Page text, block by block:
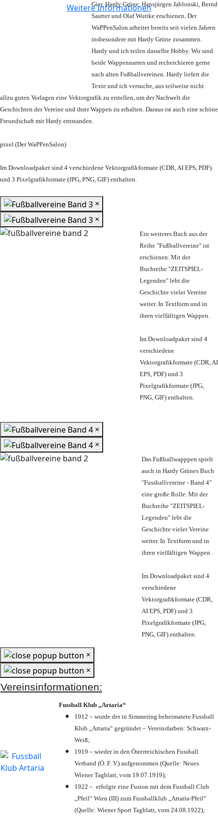
Weitere Informationen
Gier, Hardy Grüne, Hansjürgen Jablonski, Bernd
Sautter und Olaf Wuttke erschienen. Der
WaPPenSalon arbeitet bereits seit vielen Jahren
insbesondere mit Hardy Grüne zusammen.
Hardy und ich teilen dasselbe Hobby. Wir sind
beide Wappennarren und recherchieren gerne
nach alten Fußballvereinen. Hardy liefert die
Texte und ich versuche, aus teilweise nicht
allzu guten Vorlagen eine Vektorgrafik zu erstellen, um der Nachwelt die
Geschichten der Vereine und ihrer Wappen zu erhalten. Daraus ist auch eine schöne
Freundschaft mit Hardy entstanden.
pixel (Der WaPPenSalon)
Im Downloadpaket sind 4 verschiedene Vektorgrafikformate (CDR, AI EPS, PDF)
und 3 Pixelgrafikformate (JPG, PNG, GIF) enthalten.
×
×
Ein weiteres Buch aus der
Reihe "Fußballvereine" ist
erschienen. Mit der
Buchreihe "ZEITSPIEL-
Legenden" lebt die
Geschichte vieler Vereine
weiter. In Textform und in
ihren vielfältigen Wappen.
Im Downloadpaket sind 4
verschiedene
Vektorgrafikformate (CDR, AI
EPS, PDF) und 3
Pixelgrafikformate (JPG,
PNG, GIF) enthalten.
×
×
Das Fußballwapppen spielt
auch in Hardy Grünes Buch
"Fussballvereine - Band 4"
eine große Rolle. Mit der
Buchreihe "ZEITSPIEL-
Legenden" lebt die
Geschichte vieler Vereine
weiter. In Textform und in
ihren vielfältigen Wappen.
Im Downloadpaket sind 4
verschiedene
Vektorgrafikformate (CDR,
AI EPS, PDF) und 3
Pixelgrafikformate (JPG,
PNG, GIF) enthalten.
×
×
Vereinsinformationen:
Fussball Klub „Artaria“
1912 – wurde der in Simmering beheimatete Fussball
Klub „Artaria“ gegründet – Vereinsfarben: Schwarz-
Weiß;
1919 – wieder in den Österreichischen Fussball
Verband (Ö. F. V.) aufgenommen (Quelle: Neues
Wiener Tagblatt, vom 19.07.1919);
1922 – erfolgte eine Fusion mit dem Fussball Club
„Pfeil“ Wien (III) zum Fussballklub „Artaria-Pfeil“
(Quelle: Wiener Sport Tagblatt, vom 24.08.1922);